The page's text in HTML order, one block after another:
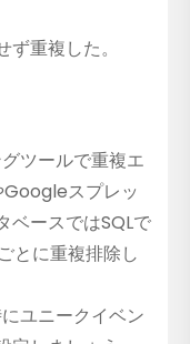
重複した。
ツールで重複エ
スプレッ
ベースではSQLで
に重複排除し
ユニークイベン